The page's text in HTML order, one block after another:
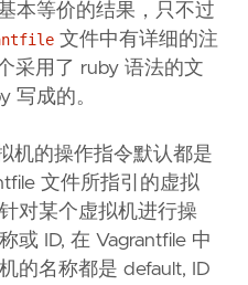
本等价的结果，只不过
文件中有详细的注
采用了 ruby 语法的文
写成的。
机的操作指令默认都是
文件所指引的虚拟
对某个虚拟机进行操
或 ID, 在 Vagrantfile 中
的名称都是 default, ID